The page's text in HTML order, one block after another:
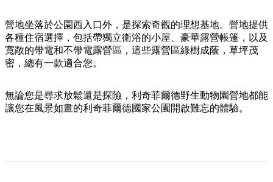
按
地
區
索
劃
您
的
行
劃
工
具
營地坐落於公園西入口外，是探索奇觀的理想基地。營地提供
各種住宿選擇，包括帶獨立衛浴的小屋、豪華露營帳篷，以及
寬敞的帶電和不帶電露營區，這些露營區綠樹成蔭，草坪茂
密，總有一款適合您。
無論您是尋求放鬆還是探險，利奇菲爾德野生動物園營地都能
讓您在風景如畫的利奇菲爾德國家公園開啟難忘的體驗。